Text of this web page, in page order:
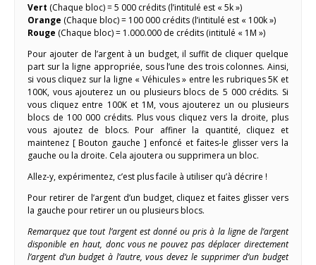
Vert (Chaque bloc) = 5 000 crédits (l’intitulé est « 5k »)
Orange (Chaque bloc) = 100 000 crédits (l’intitulé est « 100k »)
Rouge (Chaque bloc) = 1.000.000 de crédits (intitulé « 1M »)
Pour ajouter de l’argent à un budget, il suffit de cliquer quelque
part sur la ligne appropriée, sous l’une des trois colonnes. Ainsi,
si vous cliquez sur la ligne « Véhicules » entre les rubriques 5K et
100K, vous ajouterez un ou plusieurs blocs de 5 000 crédits. Si
vous cliquez entre 100K et 1M, vous ajouterez un ou plusieurs
blocs de 100 000 crédits. Plus vous cliquez vers la droite, plus
vous ajoutez de blocs. Pour affiner la quantité, cliquez et
maintenez [ Bouton gauche ] enfoncé et faites-le glisser vers la
gauche ou la droite. Cela ajoutera ou supprimera un bloc.
Allez-y, expérimentez, c’est plus facile à utiliser qu’à décrire !
Pour retirer de l’argent d’un budget, cliquez et faites glisser vers
la gauche pour retirer un ou plusieurs blocs.
Remarquez que tout l’argent est donné ou pris à la ligne de l’argent
disponible en haut, donc vous ne pouvez pas déplacer directement
l’argent d’un budget à l’autre, vous devez le supprimer d’un budget